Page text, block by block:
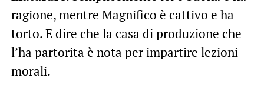
ragione, mentre Magnifico è cattivo e ha
torto. E dire che la casa di produzione che
l’ha partorita è nota per impartire lezioni
morali.